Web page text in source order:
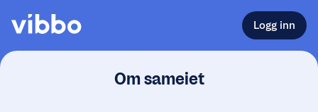
Logg inn
Om sameiet